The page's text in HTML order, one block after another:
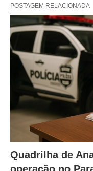
POSTAGEM RELACIONADA
Quadrilha de
operação no